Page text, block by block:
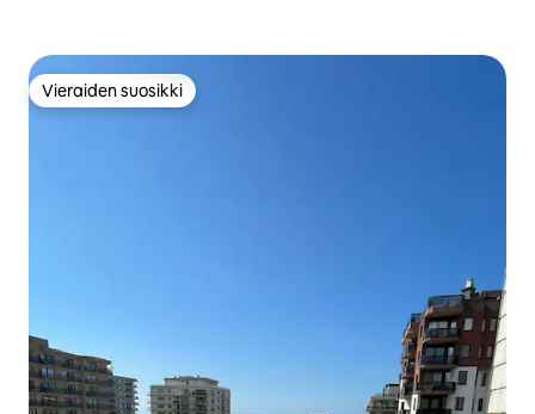
Vieraiden suosikki
Vieraiden suosikki